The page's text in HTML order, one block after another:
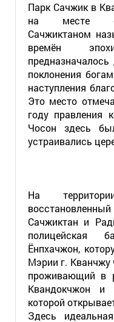
Парк Сачжик в
на месте
Сачжиктаном
времён
поклонения
наступления
Это место
году правления
Чосон здесь
устраивались
На
Сачжиктан и
полицейская
Ёнпхачжон,
Мэрии г. Кванчжу
проживающий в
Квандокчжон и
которой
Здесь